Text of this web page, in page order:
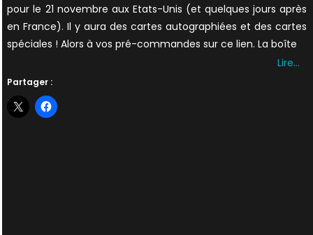
pour le 21 novembre aux Etats-Unis (et quelques jours après
en France). Il y aura des cartes autographiées et des cartes
spéciales ! Alors à vos pré-commandes sur ce lien. La boîte
Lire…
Partager :